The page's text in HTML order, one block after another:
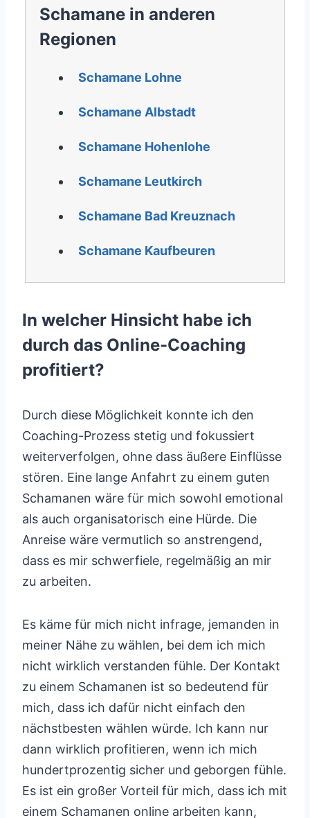
Schamane in anderen
Regionen
Schamane Lohne
Schamane Albstadt
Schamane Hohenlohe
Schamane Leutkirch
Schamane Bad Kreuznach
Schamane Kaufbeuren
In welcher Hinsicht habe ich
durch das Online-Coaching
profitiert?
Durch diese Möglichkeit konnte ich den
Coaching-Prozess stetig und fokussiert
weiterverfolgen, ohne dass äußere Einflüsse
stören. Eine lange Anfahrt zu einem guten
Schamanen wäre für mich sowohl emotional
als auch organisatorisch eine Hürde. Die
Anreise wäre vermutlich so anstrengend,
dass es mir schwerfiele, regelmäßig an mir
zu arbeiten.
Es käme für mich nicht infrage, jemanden in
meiner Nähe zu wählen, bei dem ich mich
nicht wirklich verstanden fühle. Der Kontakt
zu einem Schamanen ist so bedeutend für
mich, dass ich dafür nicht einfach den
nächstbesten wählen würde. Ich kann nur
dann wirklich profitieren, wenn ich mich
hundertprozentig sicher und geborgen fühle.
Es ist ein großer Vorteil für mich, dass ich mit
einem Schamanen online arbeiten kann,